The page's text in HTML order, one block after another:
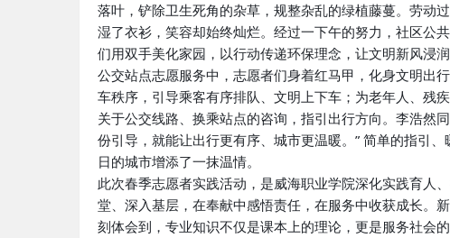
落叶，铲除卫生死角的杂草，规整杂乱的绿植藤蔓。劳动
湿了衣衫，笑容却始终灿烂。经过一下午的努力，社区公
们用双手美化家园，以行动传递环保理念，让文明新风浸润
公交站点志愿服务中，志愿者们身着红马甲，化身文明出
车秩序，引导乘客有序排队、文明上下车；为老年人、残
关于公交线路、换乘站点的咨询，指引出行方向。李浩然
份引导，就能让出行更有序、城市更温暖。” 简单的指引
日的城市增添了一抹温情。
此次春季志愿者实践活动，是威海职业学院深化实践育人
堂、深入基层，在奉献中感悟责任，在服务中收获成长。
刻体会到，专业知识不仅是课本上的理论，更是服务社会